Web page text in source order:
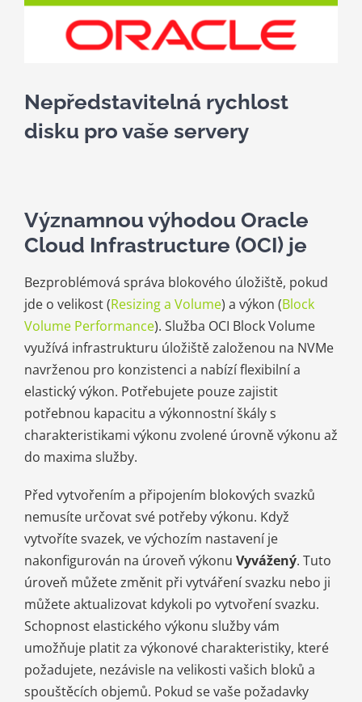
Nepředstavitelná rychlost
disku pro vaše servery
Významnou výhodou Oracle
Cloud Infrastructure (OCI) je
Bezproblémová správa blokového úložiště, pokud
jde o velikost (Resizing a Volume) a výkon (Block
Volume Performance). Služba OCI Block Volume
využívá infrastrukturu úložiště založenou na NVMe
navrženou pro konzistenci a nabízí flexibilní a
elastický výkon. Potřebujete pouze zajistit
potřebnou kapacitu a výkonnostní škály s
charakteristikami výkonu zvolené úrovně výkonu až
do maxima služby.
Před vytvořením a připojením blokových svazků
nemusíte určovat své potřeby výkonu. Když
vytvoříte svazek, ve výchozím nastavení je
nakonfigurován na úroveň výkonu Vyvážený. Tuto
úroveň můžete změnit při vytváření svazku nebo ji
můžete aktualizovat kdykoli po vytvoření svazku.
Schopnost elastického výkonu služby vám
umožňuje platit za výkonové charakteristiky, které
požadujete, nezávisle na velikosti vašich bloků a
spouštěcích objemů. Pokud se vaše požadavky